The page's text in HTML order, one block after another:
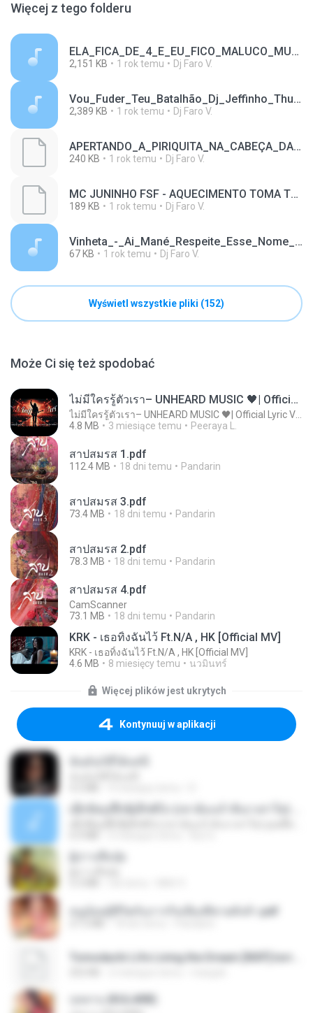
Więcej z tego folderu
ELA_FICA_DE_4_E_EU_FICO_MALUCO_MURINGA_DA_ESCOCIA_O_CARA_DO_TAMBOR_XERECA.mp3
2,151 KB 1 rok temu Dj Faro V.
Vou_Fuder_Teu_Batalhão_Dj_Jeffinho_Thug_Mc_Gw_E_Juninho_22_-_AfroLatão.mp3
2,389 KB 1 rok temu Dj Faro V.
APERTANDO_A_PIRIQUITA_NA_CABEÇA_DA_CHIBATA_-_CABELIN_NEGROSIM_E_BIEL_PDR.mp3.sfk
240 KB 1 rok temu Dj Faro V.
MC JUNINHO FSF - AQUECIMENTO TOMA TOMA ( Lc22 da Albania X Xande da Colombia ).mp3.sfk
189 KB 1 rok temu Dj Faro V.
Vinheta_-_Ai_Mané_Respeite_Esse_Nome_Ouviu.mp3
67 KB 1 rok temu Dj Faro V.
Wyświetl wszystkie pliki (152)
Może Ci się też spodobać
ไม่มีใครรู้ตัวเรา– UNHEARD MUSIC 🖤| Official Lyric Video | เพลงสู้ชีวิต
4.8 MB
3 miesiące temu Peeraya L.
สาปสมรส 1.pdf
112.4 MB 18 dni temu Pandarin
สาปสมรส 3.pdf
73.4 MB 18 dni temu Pandarin
สาปสมรส 2.pdf
78.3 MB 18 dni temu Pandarin
สาปสมรส 4.pdf
CamScanner
73.1 MB
18 dni temu Pandarin
KRK - เธอทิ้งฉันไว้ Ft.N/A , HK [Official MV]
KRK - เธอทิ้งฉันไว้ Ft.N/A , HK [Official MV]
4.6 MB
8 miesięcy temu นวมินทร์
Więcej plików jest ukrytych
Kontynuuj w aplikacji
หนูน้อยสู้ชีวิตกับภารกิจเลี้ยงพี่ชายทั้งห้า.pdf
กุหลาบ (KULARB)